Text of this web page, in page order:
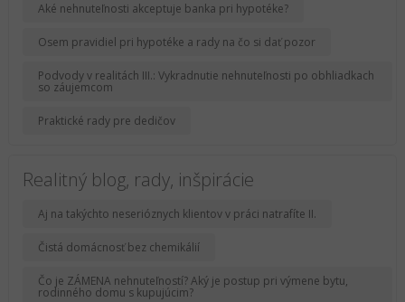
Aké nehnuteľnosti akceptuje banka pri hypotéke?
Osem pravidiel pri hypotéke a rady na čo si dať pozor
Podvody v realitách III.: Vykradnutie nehnuteľnosti po obhliadkach
so záujemcom
Praktické rady pre dedičov
Realitný blog, rady, inšpirácie
Aj na takýchto neserióznych klientov v práci natrafíte II.
Čistá domácnosť bez chemikálií
Čo je ZÁMENA nehnuteľností? Aký je postup pri výmene bytu,
rodinného domu s kupujúcim?